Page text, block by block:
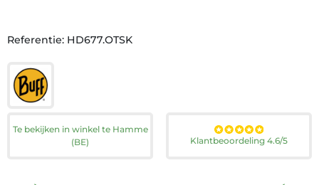
Referentie: HD677.OTSK
Te bekijken in winkel te Hamme
(BE)
Klantbeoordeling 4.6/5